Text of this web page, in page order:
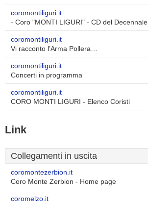
coromontiliguri.it
- Coro "MONTI LIGURI" - CD del Decennale
coromontiliguri.it
Vi racconto l’Arma Pollera…
coromontiliguri.it
Concerti in programma
coromontiliguri.it
CORO MONTI LIGURI - Elenco Coristi
Link
Collegamenti in uscita
coromontezerbion.it
Coro Monte Zerbion - Home page
coromelzo.it